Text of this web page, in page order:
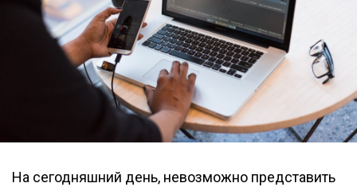
На сегодняшний день, невозможно представить